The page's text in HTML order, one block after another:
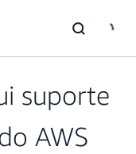
suporte
AWS